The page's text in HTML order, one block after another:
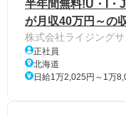
半年間無料!U・I・
が月収40万円～の
株式会社ライジング
正社員
北海道
日給1万2,025円～1万